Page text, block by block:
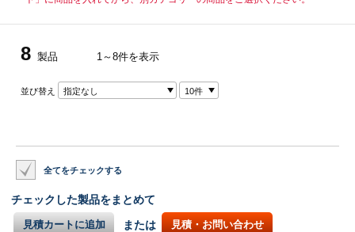
8 製品 1～8件を表示
並び替え 指定なし 10件
全てをチェックする
チェックした製品をまとめて
見積カートに追加 または 見積・お問い合わせ